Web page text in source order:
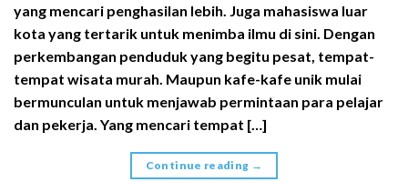
yang mencari penghasilan lebih. Juga mahasiswa luar
kota yang tertarik untuk menimba ilmu di sini. Dengan
perkembangan penduduk yang begitu pesat, tempat-
tempat wisata murah. Maupun kafe-kafe unik mulai
bermunculan untuk menjawab permintaan para pelajar
dan pekerja. Yang mencari tempat […]
Continue reading →